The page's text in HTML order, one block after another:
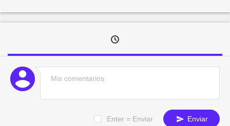
Enter = Enviar Enviar